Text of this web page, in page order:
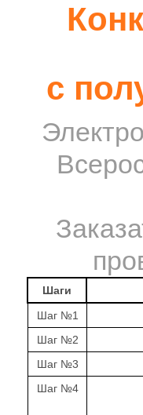
с
Шаги
Шаг №1
Шаг №2
Шаг №3
Шаг №4